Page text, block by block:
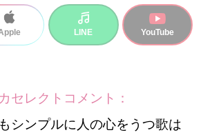
LINE YouTube
セレクトコメント：
シンプルに人の心をうつ歌は